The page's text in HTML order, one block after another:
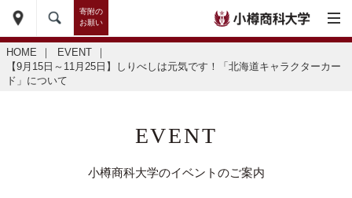
寄附の
お願い
HOME ｜ EVENT
｜
【9月15日～11月25日】しりべしは元気です！「北海道キャラクターカー
ド」について
EVENT
小樽商科大学のイベントのご案内